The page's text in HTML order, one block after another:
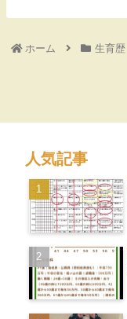
ホーム 生育歴
人気記事